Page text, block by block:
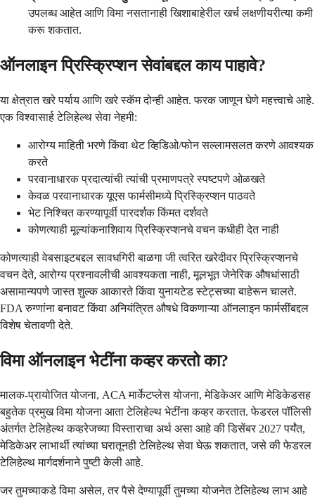
उपलब्ध आहेत आणि विमा नसतानाही खिशाबाहेरील खर्च लक्षणीयरीत्या कमी
करू शकतात.
ऑनलाइन प्रिस्क्रिप्शन सेवांबद्दल काय पाहावे?
या क्षेत्रात खरे पर्याय आणि खरे स्कॅम दोन्ही आहेत. फरक जाणून घेणे महत्त्वाचे आहे.
एक विश्वासार्ह टेलिहेल्थ सेवा नेहमी:
आरोग्य माहिती भरणे किंवा थेट व्हिडिओ/फोन सल्लामसलत करणे आवश्यक
करते
परवानाधारक प्रदात्यांची त्यांची प्रमाणपत्रे स्पष्टपणे ओळखते
केवळ परवानाधारक यूएस फार्मसीमध्ये प्रिस्क्रिप्शन पाठवते
भेट निश्चित करण्यापूर्वी पारदर्शक किंमत दर्शवते
कोणत्याही मूल्यांकनाशिवाय प्रिस्क्रिप्शनचे वचन कधीही देत ​​नाही
कोणत्याही वेबसाइटबद्दल सावधगिरी बाळगा जी त्वरित खरेदीवर प्रिस्क्रिप्शनचे
वचन देते, आरोग्य प्रश्नावलीची आवश्यकता नाही, मूलभूत जेनेरिक औषधांसाठी
असामान्यपणे जास्त शुल्क आकारते किंवा युनायटेड स्टेट्सच्या बाहेरून चालते.
FDA रुग्णांना बनावट किंवा अनियंत्रित औषधे विकणाऱ्या ऑनलाइन फार्मसींबद्दल
विशेष चेतावणी देते.
विमा ऑनलाइन भेटींना कव्हर करतो का?
मालक-प्रायोजित योजना, ACA मार्केटप्लेस योजना, मेडिकेअर आणि मेडिकेडसह
बहुतेक प्रमुख विमा योजना आता टेलिहेल्थ भेटींना कव्हर करतात. फेडरल पॉलिसी
अंतर्गत टेलिहेल्थ कव्हरेजच्या विस्ताराचा अर्थ असा आहे की डिसेंबर 2027 पर्यंत,
मेडिकेअर लाभार्थी त्यांच्या घरातूनही टेलिहेल्थ सेवा घेऊ शकतात, जसे की फेडरल
टेलिहेल्थ मार्गदर्शनाने पुष्टी केली आहे.
जर तुमच्याकडे विमा असेल, तर पैसे देण्यापूर्वी तुमच्या योजनेत टेलिहेल्थ लाभ आहे